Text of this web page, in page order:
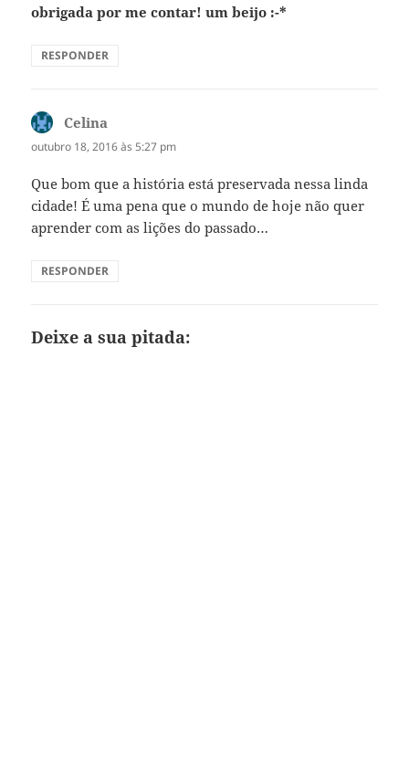
obrigada por me contar! um beijo :-*
RESPONDER
Celina
outubro 18, 2016 às 5:27 pm
Que bom que a história está preservada nessa linda
cidade! É uma pena que o mundo de hoje não quer
aprender com as lições do passado…
RESPONDER
Deixe a sua pitada: